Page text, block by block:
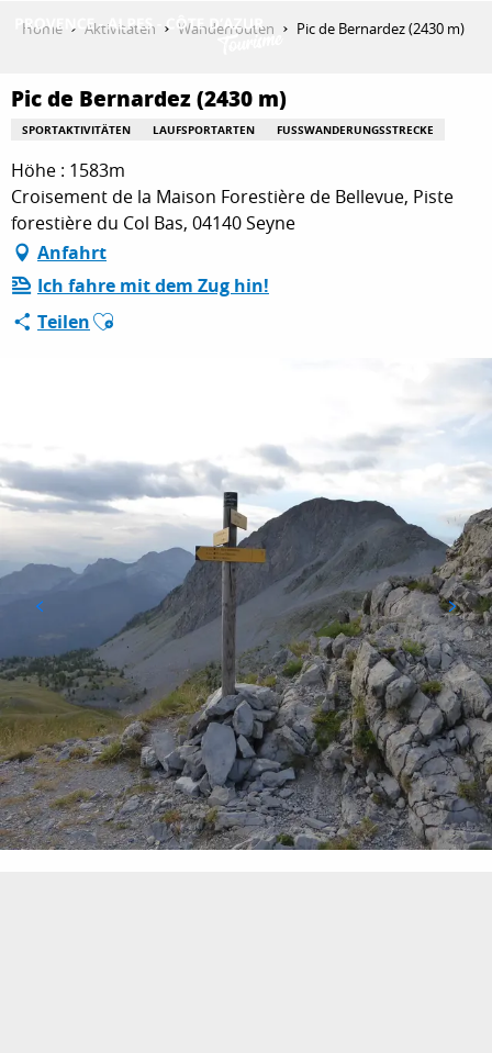
principal
ENTDECKEN
AKTIVITÄTEN
AUFENTHALT
Home Aktivitäten Wanderrouten Pic de Bernardez (2430 m)
Pic de Bernardez (2430 m)
SPORTAKTIVITÄTEN LAUFSPORTARTEN FUSSWANDERUNGSSTRECKE
Höhe : 1583m
Croisement de la Maison Forestière de Bellevue, Piste
forestière du Col Bas, 04140 Seyne
Anfahrt
Ich fahre mit dem Zug hin!
TeilenAjouter aux favoris